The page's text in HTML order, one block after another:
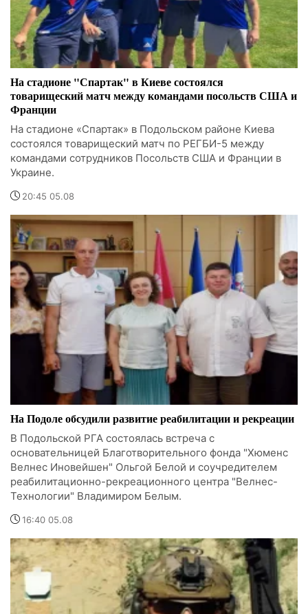
На стадионе "Спартак" в Киеве состоялся
товарищеский матч между командами посольств США и
Франции
На стадионе «Спартак» в Подольском районе Киева
состоялся товарищеский матч по РЕГБИ-5 между
командами сотрудников Посольств США и Франции в
Украине.
20:45 05.08
На Подоле обсудили развитие реабилитации и рекреации
В Подольской РГА состоялась встреча с
основательницей Благотворительного фонда "Хюменс
Велнес Иновейшен" Ольгой Белой и соучредителем
реабилитационно-рекреационного центра "Велнес-
Технологии" Владимиром Белым.
16:40 05.08